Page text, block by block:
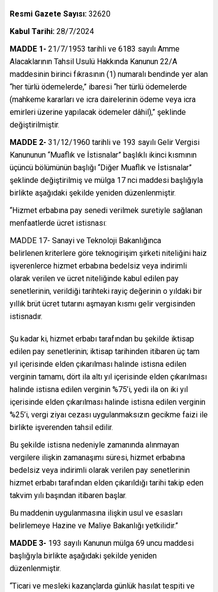
Resmi Gazete Sayısı: 32620
Kabul Tarihi: 28/7/2024
MADDE 1- 21/7/1953 tarihli ve 6183 sayılı Amme
Alacaklarının Tahsil Usulü Hakkında Kanunun 22/A
maddesinin birinci fıkrasının (1) numaralı bendinde yer alan
“her türlü ödemelerde,” ibaresi “her türlü ödemelerde
(mahkeme kararları ve icra dairelerinin ödeme veya icra
emirleri üzerine yapılacak ödemeler dâhil),” şeklinde
değiştirilmiştir.
MADDE 2- 31/12/1960 tarihli ve 193 sayılı Gelir Vergisi
Kanununun “Muaflık ve İstisnalar” başlıklı ikinci kısmının
üçüncü bölümünün başlığı “Diğer Muaflık ve İstisnalar”
şeklinde değiştirilmiş ve mülga 17 nci maddesi başlığıyla
birlikte aşağıdaki şekilde yeniden düzenlenmiştir.
“Hizmet erbabına pay senedi verilmek suretiyle sağlanan
menfaatlerde ücret istisnası:
MADDE 17- Sanayi ve Teknoloji Bakanlığınca
belirlenen kriterlere göre teknogirişim şirketi niteliğini haiz
işverenlerce hizmet erbabına bedelsiz veya indirimli
olarak verilen ve ücret niteliğinde kabul edilen pay
senetlerinin, verildiği tarihteki rayiç değerinin o yıldaki bir
yıllık brüt ücret tutarını aşmayan kısmı gelir vergisinden
istisnadır.
Şu kadar ki, hizmet erbabı tarafından bu şekilde iktisap
edilen pay senetlerinin; iktisap tarihinden itibaren üç tam
yıl içerisinde elden çıkarılması halinde istisna edilen
verginin tamamı, dört ila altı yıl içerisinde elden çıkarılması
halinde istisna edilen verginin %75’i, yedi ila on iki yıl
içerisinde elden çıkarılması halinde istisna edilen verginin
%25’i, vergi ziyaı cezası uygulanmaksızın gecikme faizi ile
birlikte işverenden tahsil edilir.
Bu şekilde istisna nedeniyle zamanında alınmayan
vergilere ilişkin zamanaşımı süresi, hizmet erbabına
bedelsiz veya indirimli olarak verilen pay senetlerinin
hizmet erbabı tarafından elden çıkarıldığı tarihi takip eden
takvim yılı başından itibaren başlar.
Bu maddenin uygulanmasına ilişkin usul ve esasları
belirlemeye Hazine ve Maliye Bakanlığı yetkilidir.”
MADDE 3- 193 sayılı Kanunun mülga 69 uncu maddesi
başlığıyla birlikte aşağıdaki şekilde yeniden
düzenlenmiştir.
“Ticari ve mesleki kazançlarda günlük hasılat tespiti ve